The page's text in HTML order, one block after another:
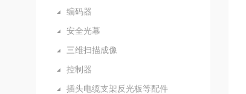
编码器
安全光幕
三维扫描成像
控制器
插头电缆支架反光板等配件